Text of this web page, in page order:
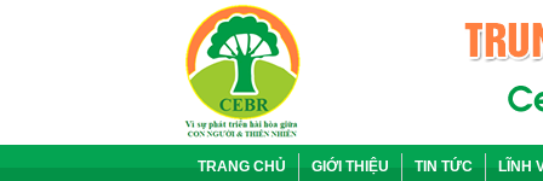
TRANG CHỦ GIỚI THIỆU TIN TỨC LĨNH